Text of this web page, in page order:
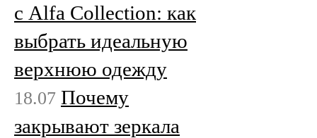
с Alfa Collection: как
выбрать идеальную
верхнюю одежду
18.07 Почему
закрывают зеркала